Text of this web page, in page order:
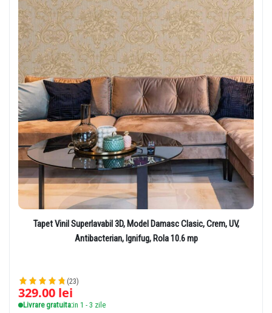
Tapet Vinil Superlavabil 3D, Model Damasc Clasic, Crem, UV,
Antibacterian, Ignifug, Rola 10.6 mp
(23)
329.00 lei
Livrare gratuita:in 1 - 3 zile